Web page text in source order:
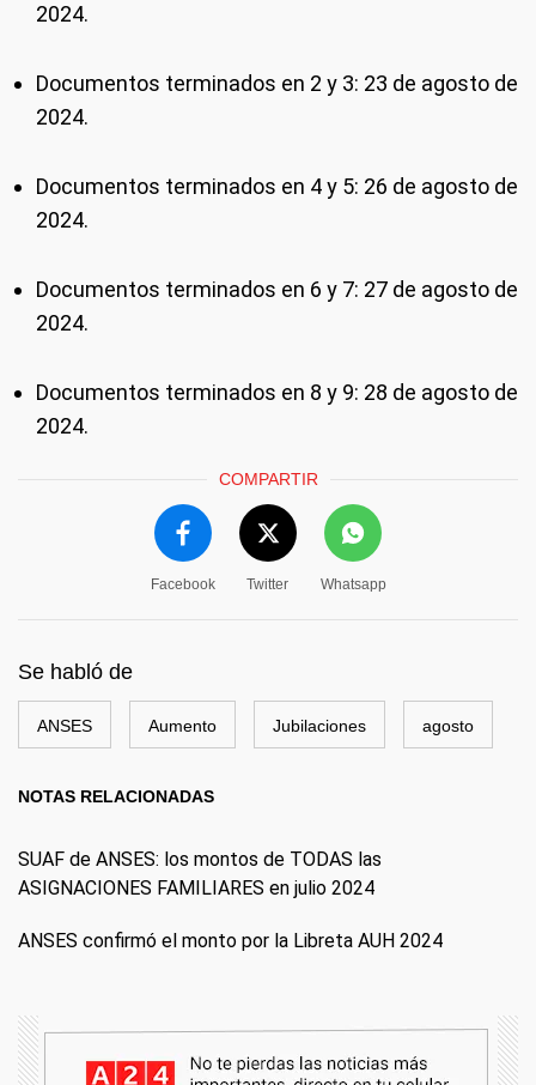
2024.
Documentos terminados en 2 y 3: 23 de agosto de
2024.
Documentos terminados en 4 y 5: 26 de agosto de
2024.
Documentos terminados en 6 y 7: 27 de agosto de
2024.
Documentos terminados en 8 y 9: 28 de agosto de
2024.
COMPARTIR
Facebook Twitter Whatsapp
Se habló de
ANSES Aumento Jubilaciones agosto
NOTAS RELACIONADAS
SUAF de ANSES: los montos de TODAS las
ASIGNACIONES FAMILIARES en julio 2024
ANSES confirmó el monto por la Libreta AUH 2024